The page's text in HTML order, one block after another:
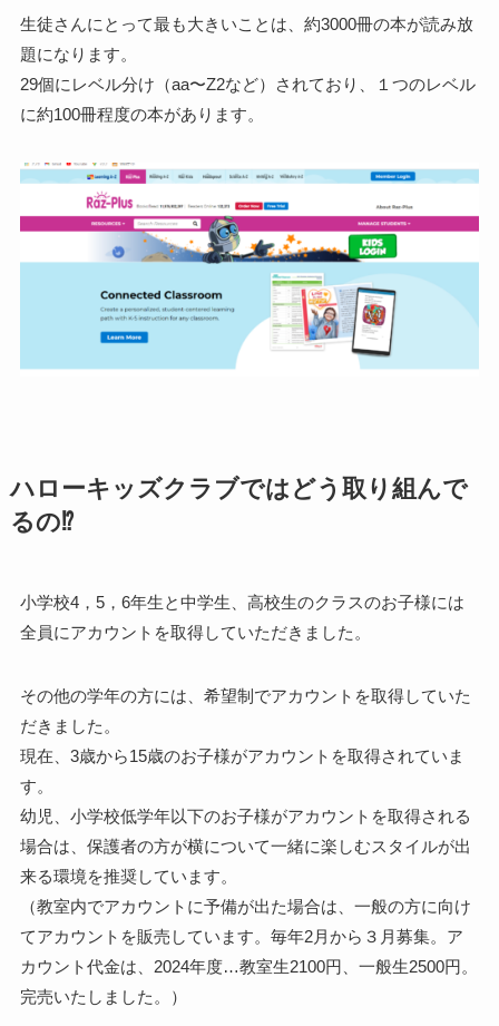
生徒さんにとって最も大きいことは、 約3000冊の本が読み放
題になります。
29個にレベル分け（aa〜Z2など）されており、１つのレベル
に約100冊程度の本があります。
ハローキッズクラブではどう取り組んで
るの⁉
小学校4，5，6年生と中学生、高校生のクラスのお子様には
全員にアカウントを取得していただきました。
その他の学年の方には、希望制でアカウントを取得していた
だきました。
現在、3歳から15歳のお子様がアカウントを取得されていま
す。
幼児、小学校低学年以下のお子様がアカウントを取得される
場合は、保護者の方が横について一緒に楽しむスタイルが出
来る環境を推奨しています。
（教室内でアカウントに予備が出た場合は、一般の方に向け
てアカウントを販売しています。毎年2月から３月募集。ア
カウント代金は、2024年度…教室生2100円、一般生2500円。
完売いたしました。
）